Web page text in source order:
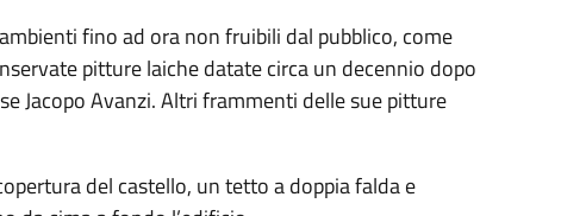
fino ad ora non fruibili dal pubblico, come
pitture laiche datate circa un decennio dopo
Jacopo Avanzi. Altri frammenti delle sue pitture
del castello, un tetto a doppia falda e